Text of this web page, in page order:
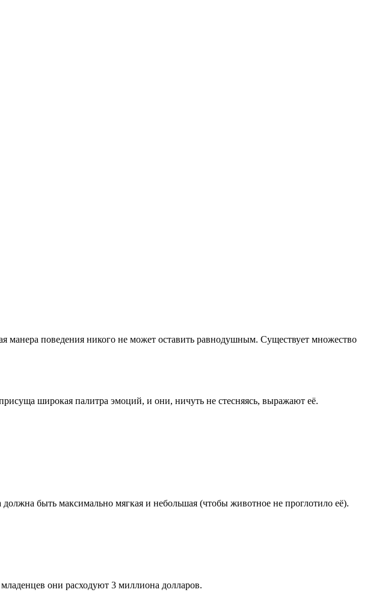
поведения никого не может оставить равнодушным. Существует множество
широкая палитра эмоций, и они, ничуть не стесняясь, выражают её.
быть максимально мягкая и небольшая (чтобы животное не проглотило её).
они расходуют 3 миллиона долларов.